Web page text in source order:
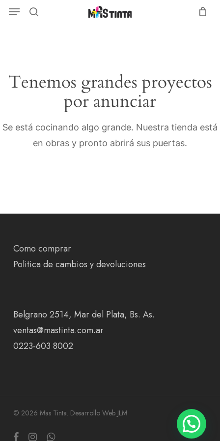
SkipMenu
Tenemos grandes proyectos
por anunciar
Se está cocinando algo grande. Nuestra tienda está
en obras y pronto abrirá sus puertas.
Como comprar
Politica de cambios y devoluciones
Belgrano 2514, Mar del Plata, Bs. As.
ventas@mastinta.com.ar
0223-603 8002
© 2026 Mas Tinta. Desarrollo Web JLM
facebookinstagramwhatsapp
Menu